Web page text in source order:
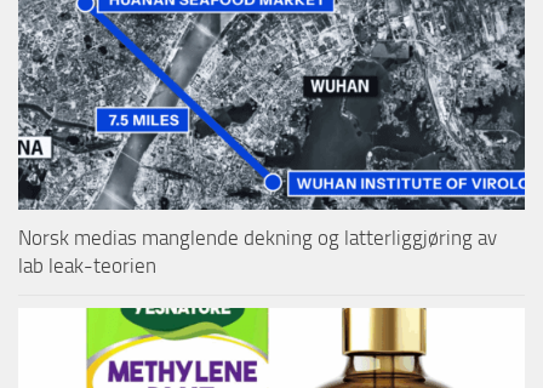
Norsk medias manglende dekning og latterliggjøring av
lab leak-teorien